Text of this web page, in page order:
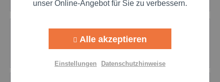
Beschreibung
Castrol Perfecto HT 5 Wärmeträgeröl mit gutem
Fließverhalten beim Anfahren Verbessern Sie Ihre...
Personalisierung Aktiv
unser Online-Angebot für Sie zu verbessern.
Alle akzeptieren
Einstellungen Datenschutzhinweise